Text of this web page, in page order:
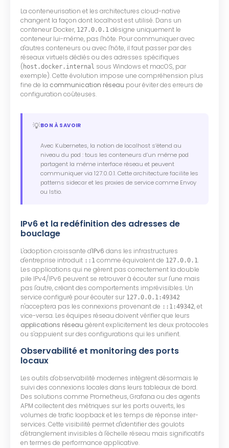
La conteneurisation et les architectures cloud-native
changent la façon dont localhost est utilisé. Dans un
conteneur Docker, 127.0.0.1 désigne uniquement le
conteneur lui-même, pas l'hôte. Pour communiquer avec
d'autres conteneurs ou avec l'hôte, il faut passer par des
réseaux virtuels dédiés ou des adresses spécifiques
( host.docker.internal sous Windows et macOS, par
exemple). Cette évolution impose une compréhension plus
fine de la communication réseau pour éviter des erreurs de
configuration coûteuses.
💡BON À SAVOIR
Avec Kubernetes, la notion de localhost s’étend au
niveau du pod : tous les conteneurs d’un même pod
partagent la même interface réseau et peuvent
communiquer via 127.0.0.1. Cette architecture facilite les
patterns sidecar et les proxies de service comme Envoy
ou Istio.
IPv6 et la redéfinition des adresses de
bouclage
L'adoption croissante d'IPv6 dans les infrastructures
d'entreprise introduit ::1 comme équivalent de 127.0.0.1.
Les applications qui ne gèrent pas correctement la double
pile IPv4/IPv6 peuvent se retrouver à écouter sur l'une mais
pas l'autre, créant des comportements imprévisibles. Un
service configuré pour écouter sur 127.0.0.1:49342
n'acceptera pas les connexions provenant de ::1:49342, et
vice-versa. Les équipes réseau doivent vérifier que leurs
applications réseau gèrent explicitement les deux protocoles
ou s'appuient sur des configurations qui les unifient.
Observabilité et monitoring des ports
locaux
Les outils d'observabilité modernes intègrent désormais le
suivi des connexions locales dans leurs tableaux de bord.
Des solutions comme Prometheus, Grafana ou des agents
APM collectent des métriques sur les ports ouverts, les
volumes de trafic loopback et les temps de réponse inter-
services. Cette visibilité permet d'identifier des goulots
d'étranglement invisibles à l'échelle réseau mais significatifs
en termes de performance applicative.